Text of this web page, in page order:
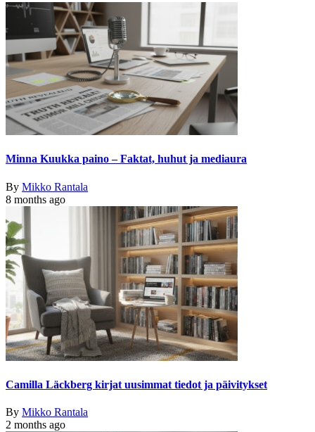
Minna Kuukka paino – Faktat, huhut ja mediaura
By Mikko Rantala
8 months ago
Camilla Läckberg kirjat uusimmat tiedot ja päivitykset
By Mikko Rantala
2 months ago